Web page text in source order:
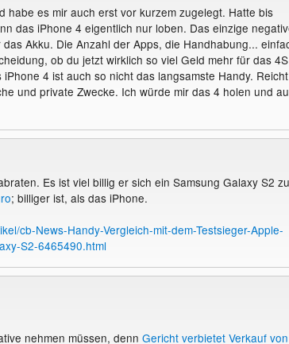
habe es mir auch erst vor kurzem zugelegt. Hatte bis
das iPhone 4 eigentlich nur loben. Das einzige
Akku. Die Anzahl der Apps, die Handhabung...
ob du jetzt wirklich so viel Geld mehr für das 4S
4 ist auch so nicht das langsamste Handy. Reicht
und private Zwecke. Ich würde mir das 4 holen und
Es ist viel billig er sich ein Samsung Galaxy S2 zu
; billiger ist, als das iPhone.
cb-News-Handy-Vergleich-mit-dem-Testsieger-Apple-
S2-6465490.html
nehmen müssen, denn Gericht verbietet Verkauf von